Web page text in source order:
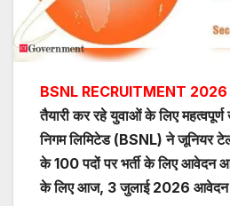
BSNL RECRUITMENT
तैयारी कर रहे युवाओं के लिए
निगम लिमिटेड (BSNL) ने जूनियर
के 100 पदों पर भर्ती के लिए आवेदन
के लिए आज, 3 जुलाई 2026 आवेदन